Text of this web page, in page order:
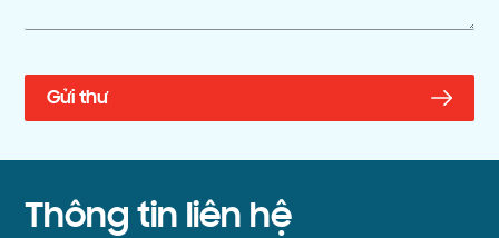
Thông tin liên hệ